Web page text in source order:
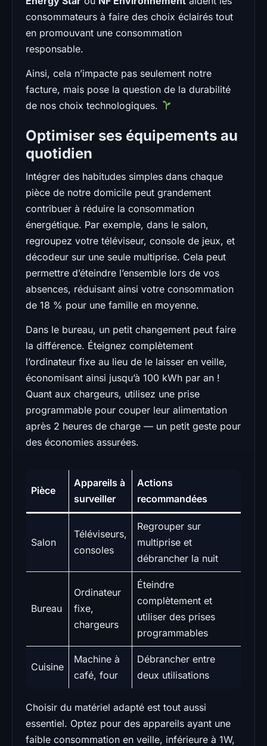
consommateurs à faire des choix éclairés tout
en promouvant une consommation
responsable.
Ainsi, cela n’impacte pas seulement notre
facture, mais pose la question de la durabilité
de nos choix technologiques.
Optimiser ses équipements au
quotidien
Intégrer des habitudes simples dans chaque
pièce de notre domicile peut grandement
contribuer à réduire la consommation
énergétique. Par exemple, dans le salon,
regroupez votre téléviseur, console de jeux, et
décodeur sur une seule multiprise. Cela peut
permettre d’éteindre l’ensemble lors de vos
absences, réduisant ainsi votre consommation
de 18 % pour une famille en moyenne.
Dans le bureau, un petit changement peut faire
la différence. Éteignez complètement
l’ordinateur fixe au lieu de le laisser en veille,
économisant ainsi jusqu’à 100 kWh par an !
Quant aux chargeurs, utilisez une prise
programmable pour couper leur alimentation
après 2 heures de charge — un petit geste pour
des économies assurées.
Pièce
Appareils à
surveiller
Actions
recommandées
Salon
Téléviseurs,
consoles
Regrouper sur
multiprise et
débrancher la nuit
Bureau
Ordinateur
fixe,
chargeurs
Éteindre
complètement et
utiliser des prises
programmables
Cuisine
Machine à
café, four
Débrancher entre
deux utilisations
Choisir du matériel adapté est tout aussi
essentiel. Optez pour des appareils ayant une
faible consommation en veille, inférieure à 1W,